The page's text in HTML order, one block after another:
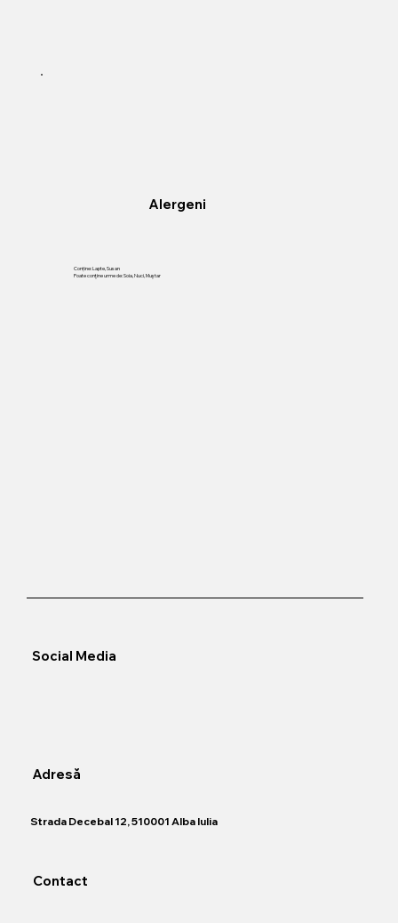
Alergeni
Conține: Lapte, Susan
Poate conţine urme de: Soia, Nuci, Muştar
Adresă
Social Media
Contact
​Strada Decebal 12, 510001 Alba Iulia